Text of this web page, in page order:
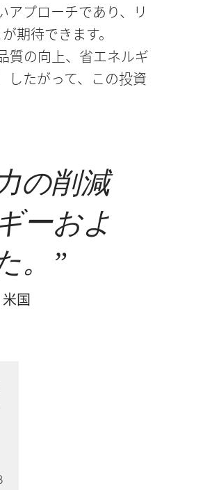
プローチであり、リ
期待できます。
質の向上、省エネルギ
したがって、この投資
の削減
ーおよ
。
国